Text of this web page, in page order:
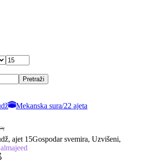
Pretraži
Mekanska sura/22 ajeta
ajet 15Gospodar svemira, Uzvišeni,
almajeed